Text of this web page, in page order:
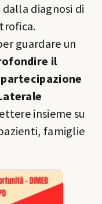
diagnosi di
guardare un
il
insieme su
famiglie